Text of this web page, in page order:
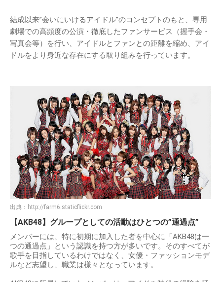
結成以来”会いにいけるアイドル”のコンセプトのもと、専用
劇場での高頻度の公演・徹底したファンサービス（握手会・
写真会等）を行い、アイドルとファンとの距離を縮め、アイ
ドルをより身近な存在にする取り組みを行っています。
出典： http://farm6.staticflickr.com
【AKB48】グループとしての活動はひとつの”通過点”
メンバーには、特に初期に加入した者を中心に「AKB48は一
つの通過点」という認識を持つ方が多いです。そのすべてが
歌手を目指しているわけではなく、女優・ファッションモデ
ルなど志望し、職業は様々となっています。